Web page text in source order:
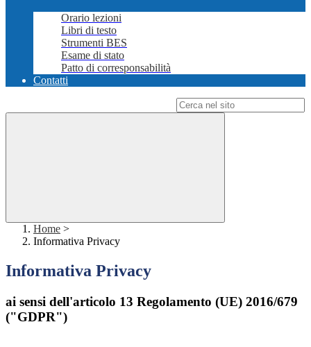
Orario lezioni
Libri di testo
Strumenti BES
Esame di stato
Patto di corresponsabilità
Contatti
Home >
Informativa Privacy
Informativa Privacy
ai sensi dell'articolo 13 Regolamento (UE) 2016/679
("GDPR")